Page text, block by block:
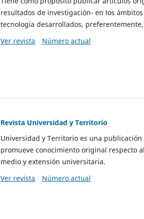
resultados de investigación- en los
tecnología desarrollados,
Ver revista
Número actual
Revista Universidad y Territorio
Universidad y Territorio es una
promueve conocimiento original respecto
medio y extensión universitaria.
Ver revista
Número actual